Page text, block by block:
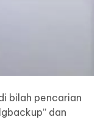
bilah pencarian
dan